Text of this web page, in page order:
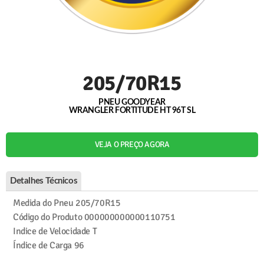
205/70R15
PNEU GOODYEAR
WRANGLER FORTITUDE HT 96T SL
VEJA O PREÇO AGORA
Detalhes Técnicos
Medida do Pneu 205/70R15
Código do Produto000000000000110751
Indice de Velocidade T
Índice de Carga 96